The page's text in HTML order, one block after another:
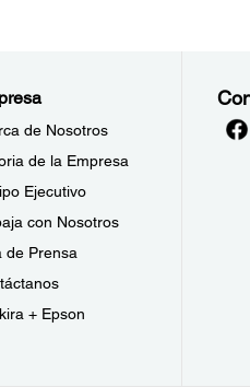
de Nosotros
de la Empresa
Ejecutivo
con Nosotros
de Prensa
+ Epson